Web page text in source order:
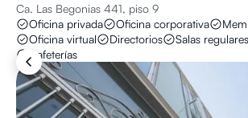
Ca. Las Begonias 441, piso 9
Oficina privada
Oficina corporativa
Oficina virtual
Directorios Salas regulares
Cafeterías